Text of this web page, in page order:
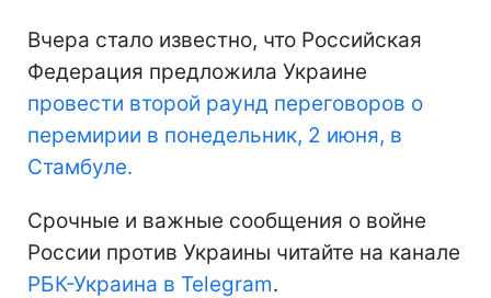
Вчера стало известно, что Российская
Федерация предложила Украине
провести второй раунд переговоров о
перемирии в понедельник, 2 июня, в
Стамбуле.
Срочные и важные сообщения о войне
России против Украины читайте на канале
РБК-Украина в Telegram.